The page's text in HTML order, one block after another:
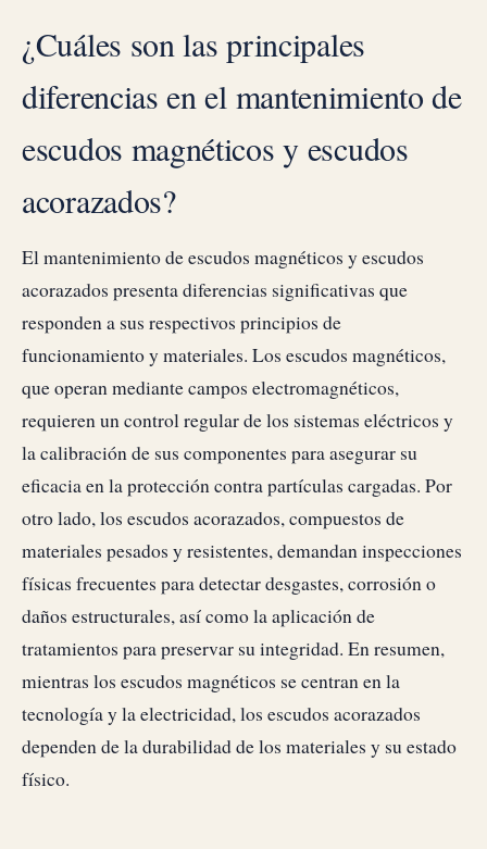
¿Cuáles son las principales
diferencias en el mantenimiento de
escudos magnéticos y escudos
acorazados?
El mantenimiento de escudos magnéticos y escudos
acorazados presenta diferencias significativas que
responden a sus respectivos principios de
funcionamiento y materiales. Los escudos magnéticos,
que operan mediante campos electromagnéticos,
requieren un control regular de los sistemas eléctricos y
la calibración de sus componentes para asegurar su
eficacia en la protección contra partículas cargadas. Por
otro lado, los escudos acorazados, compuestos de
materiales pesados y resistentes, demandan inspecciones
físicas frecuentes para detectar desgastes, corrosión o
daños estructurales, así como la aplicación de
tratamientos para preservar su integridad. En resumen,
mientras los escudos magnéticos se centran en la
tecnología y la electricidad, los escudos acorazados
dependen de la durabilidad de los materiales y su estado
físico.